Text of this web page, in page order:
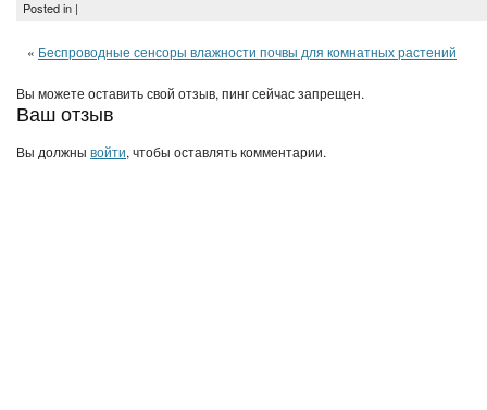
Posted in |
« Беспроводные сенсоры влажности почвы для комнатных растений
Вы можете оставить свой отзыв, пинг сейчас запрещен.
Ваш отзыв
Вы должны войти, чтобы оставлять комментарии.